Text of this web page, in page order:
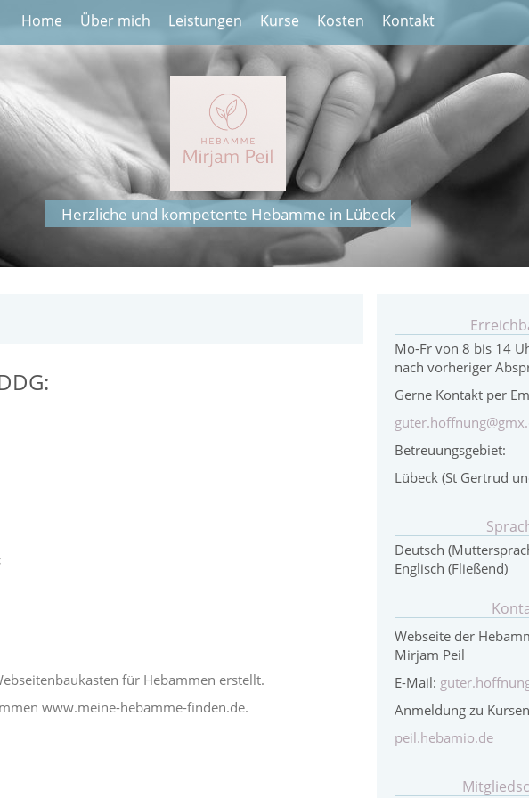
Home Über mich Leistungen Kurse Kosten Kontakt
Herzliche und kompetente Hebamme in Lübeck
für Hebammen erstellt.
www.meine-hebamme-finden.de.
Mo-Fr von 8 bis 14
nach vorheriger
Gerne Kontakt per
Betreuungsgebiet:
Lübeck (St Gertrud
Deutsch
Englisch (Fließend)
Webseite der
Mirjam Peil
E-Mail:
Anmeldung zu
peil.hebamio.de